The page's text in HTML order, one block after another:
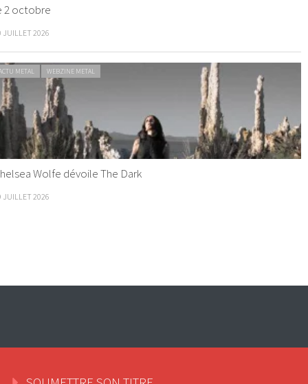
2 octobre
JUILLET 2026
METAL WEBZINE METAL
Wolfe dévoile The Dark
JUILLET 2026